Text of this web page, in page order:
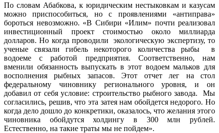
По словам Абабкова, к юридическим нестыковкам и казусам
можно приспособиться, но с проявлениями «антиправа»
бороться невозможно. «В Сибири «Илим» почти реализовал
инвестиционный проект стоимостью около миллиарда
долларов. Но когда проводили экологическую экспертизу, то
ученые связали гибель некоторого количества рыбы в
водоеме с работой предприятия. Соответственно, нам
вменили обязанность выпускать в этот водоем мальков для
восполнения рыбных запасов. Этот отчет лег на стол
федеральному чиновнику регионального уровня, и он
добавил от себя условие: строительство рыбного завода. Мы
согласились, решив, что эта затея нам обойдется недорого. Но
когда дело дошло до конкретики, оказалось, что желания этого
чиновника обойдутся холдингу в 300 млн рублей.
Естественно, на такие траты мы не пойдем».